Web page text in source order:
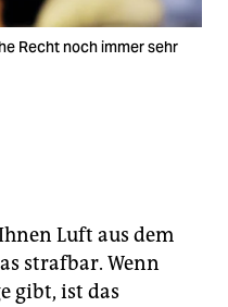
Recht noch immer sehr
Luft aus dem
strafbar. Wenn
gibt, ist das